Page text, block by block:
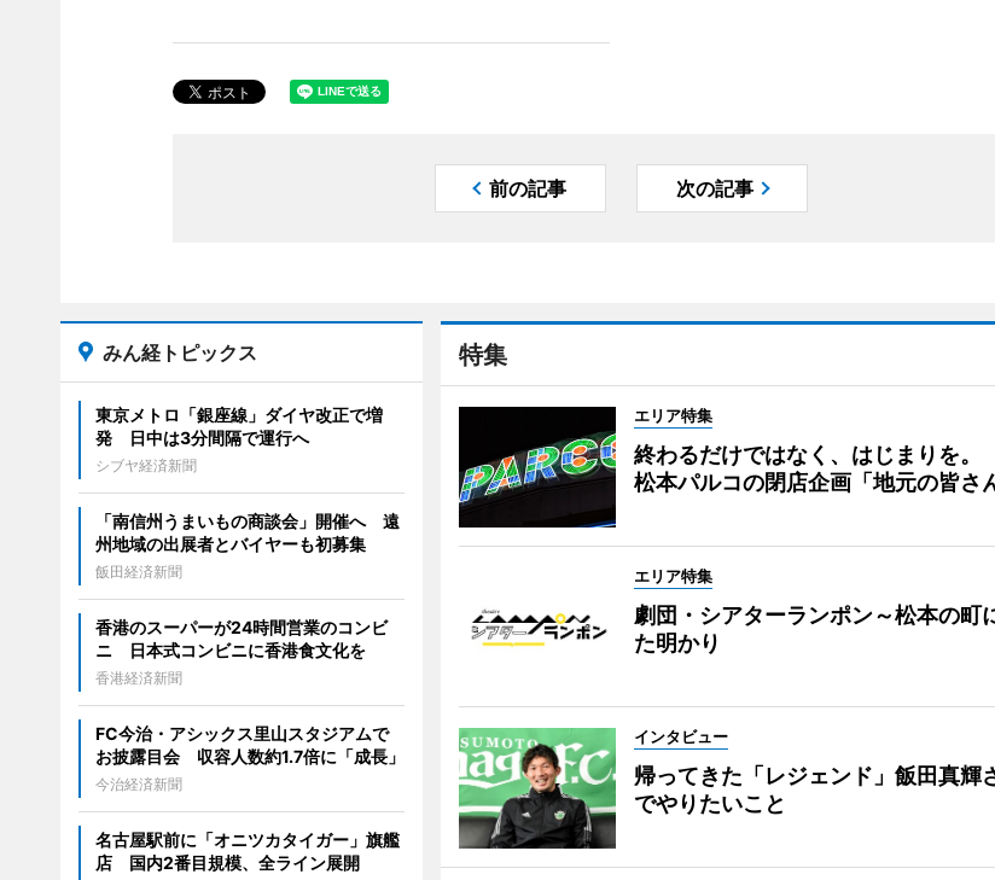
前の記事 次の記事
特集
エリア特集
終わるだけではなく、はじまりを。
松本パルコの閉店企画「地元の皆さ
エリア特集
劇団・シアターランポン～松本の町
た明かり
インタビュー
帰ってきた「レジェンド」飯田真輝
でやりたいこと
みん経トピックス
東京メトロ「銀座線」ダイヤ改正で増
発 日中は3分間隔で運行へ
シブヤ経済新聞
「南信州うまいもの商談会」開催へ 遠
州地域の出展者とバイヤーも初募集
飯田経済新聞
香港のスーパーが24時間営業のコンビ
ニ 日本式コンビニに香港食文化を
香港経済新聞
FC今治・アシックス里山スタジアムで
お披露目会 収容人数約1.7倍に「成長」
今治経済新聞
名古屋駅前に「オニツカタイガー」旗艦
店 国内2番目規模、全ライン展開